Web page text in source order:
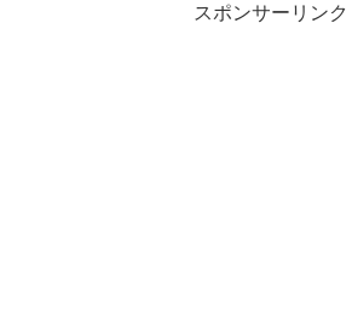
スポンサーリンク